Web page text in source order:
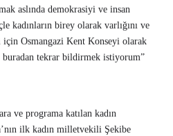
aslında demokrasiyi ve insan
kadınların birey olarak varlığını ve
için Osmangazi Kent Konseyi olarak
buradan tekrar bildirmek istiyorum”
ve programa katılan kadın
ilk kadın milletvekili Şekibe